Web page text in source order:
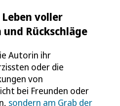
voller
Rückschläge
Autorin ihr
oder die
von
bei Freunden oder
sondern am Grab der